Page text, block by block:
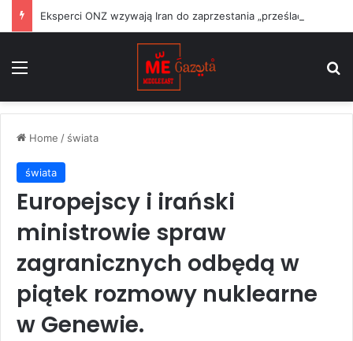
Home / świata
świata
Europejscy i irański
ministrowie spraw
zagranicznych odbędą w
piątek rozmowy nuklearne
w Genewie.